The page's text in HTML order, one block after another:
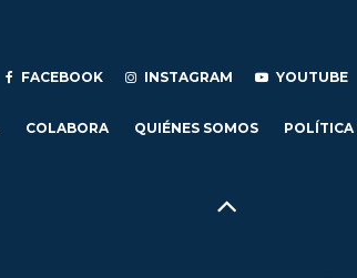
FACEBOOK INSTAGRAM YOUTUBE
COLABORA QUIÉNES SOMOS POLÍTICA